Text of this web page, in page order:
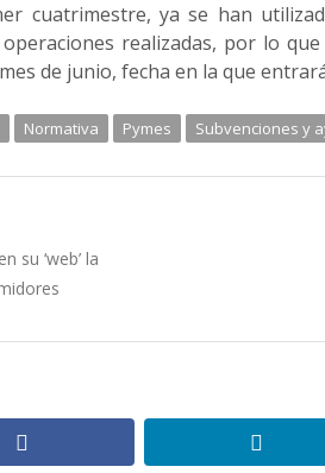
cuatrimestre, ya se han
realizadas, por lo
de junio, fecha en la que
Normativa Pymes Subvenciones y
su ‘web’ la